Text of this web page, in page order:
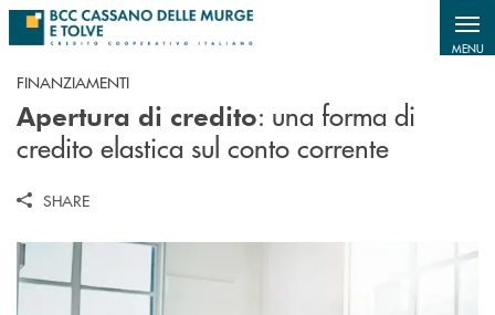
Salta al contenuto principale
MENU
FINANZIAMENTI
Apertura di credito: una forma di
credito elastica sul conto corrente
SHARE